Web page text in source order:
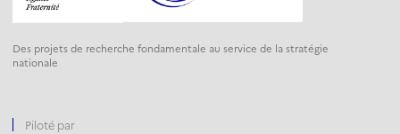
Des projets de recherche fondamentale au service de la stratégie
nationale
Piloté par